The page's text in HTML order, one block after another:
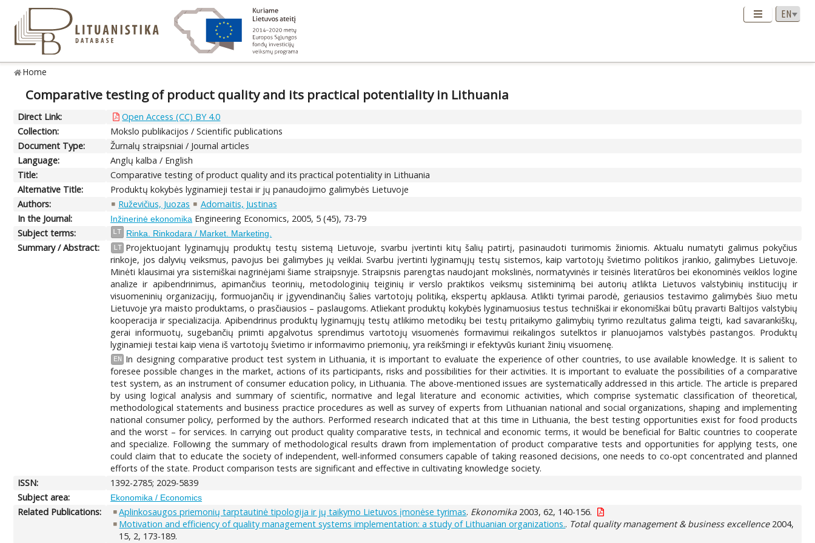
Home
Comparative testing of product quality and its practical potentiality in Lithuania
Direct Link:
Open Access (CC) BY 4.0
Collection:
Mokslo publikacijos / Scientific publications
Document Type:
Žurnalų straipsniai / Journal articles
Language:
Anglų kalba / English
Title:
Comparative testing of product quality and its practical potentiality in Lithuania
Alternative Title:
Produktų kokybės lyginamieji testai ir jų panaudojimo galimybės Lietuvoje
Authors:
Ruževičius, Juozas
Adomaitis, Justinas
In the Journal:
Inžinerinė ekonomika Engineering Economics, 2005, 5 (45), 73-79
Subject terms:
LT Rinka. Rinkodara / Market. Marketing.
Summary / Abstract: LT Projektuojant lyginamųjų produktų testų sistemą Lietuvoje, svarbu įvertinti kitų šalių patirtį, pasinaudoti turimomis žiniomis. Aktualu numatyti galimus pokyčius
rinkoje, jos dalyvių veiksmus, pavojus bei galimybes jų veiklai. Svarbu įvertinti lyginamųjų testų sistemos, kaip vartotojų švietimo politikos įrankio, galimybes Lietuvoje.
Minėti klausimai yra sistemiškai nagrinėjami šiame straipsnyje. Straipsnis parengtas naudojant mokslinės, normatyvinės ir teisinės literatūros bei ekonominės veiklos logine
analize ir apibendrinimus, apimančius teorinių, metodologinių teiginių ir verslo praktikos veiksmų sisteminimą bei autorių atlikta Lietuvos valstybinių institucijų ir
visuomeninių organizacijų, formuojančių ir įgyvendinančių šalies vartotojų politiką, ekspertų apklausa. Atlikti tyrimai parodė, geriausios testavimo galimybės šiuo metu
Lietuvoje yra maisto produktams, o prasčiausios – paslaugoms. Atliekant produktų kokybės lyginamuosius testus techniškai ir ekonomiškai būtų pravarti Baltijos valstybių
kooperacija ir specializacija. Apibendrinus produktų lyginamųjų testų atlikimo metodikų bei testų pritaikymo galimybių tyrimo rezultatus galima teigti, kad savarankiškų,
gerai informuotų, sugebančių priimti apgalvotus sprendimus vartotojų visuomenės formavimui reikalingos sutelktos ir planuojamos valstybės pastangos. Produktų
lyginamieji testai kaip viena iš vartotojų švietimo ir informavimo priemonių, yra reikšmingi ir efektyvūs kuriant žinių visuomenę.
EN
In designing comparative product test system in Lithuania, it is important to evaluate the experience of other countries, to use available knowledge. It is salient to
foresee possible changes in the market, actions of its participants, risks and possibilities for their activities. It is important to evaluate the possibilities of a comparative
test system, as an instrument of consumer education policy, in Lithuania. The above-mentioned issues are systematically addressed in this article. The article is prepared
by using logical analysis and summary of scientific, normative and legal literature and economic activities, which comprise systematic classification of theoretical,
methodological statements and business practice procedures as well as survey of experts from Lithuanian national and social organizations, shaping and implementing
national consumer policy, performed by the authors. Performed research indicated that at this time in Lithuania, the best testing opportunities exist for food products
and the worst – for services. In carrying out product quality comparative tests, in technical and economic terms, it would be beneficial for Baltic countries to cooperate
and specialize. Following the summary of methodological results drawn from implementation of product comparative tests and opportunities for applying tests, one
could claim that to educate the society of independent, well-informed consumers capable of taking reasoned decisions, one needs to co-opt concentrated and planned
efforts of the state. Product comparison tests are significant and effective in cultivating knowledge society.
ISSN:
1392-2785; 2029-5839
Subject area:
Ekonomika / Economics
Related Publications: Aplinkosaugos priemonių tarptautinė tipologija ir jų taikymo Lietuvos įmonėse tyrimas. Ekonomika2003, 62, 140-156.
Motivation and efficiency of quality management systems implementation: a study of Lithuanian organizations.. Total quality management & business excellence2004,
15, 2, 173-189.